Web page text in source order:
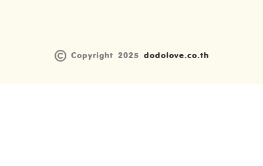
Copyright 2025 dodolove.co.th